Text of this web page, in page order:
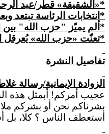
*«الشقيقة» قطر/عبد
*انتخابات الرئاسة
*ألم يميّز "حزب الله" بين
*تعنّت «حزب الله» يُعرقل
تفاصيل النشرة
الزوادة الإيمانية/رسالة غلاطية
عجيب أمركم! أبمثل هذه
بشرناكم نحن أو بشركم
أستعطف الناس ؟ كلا،